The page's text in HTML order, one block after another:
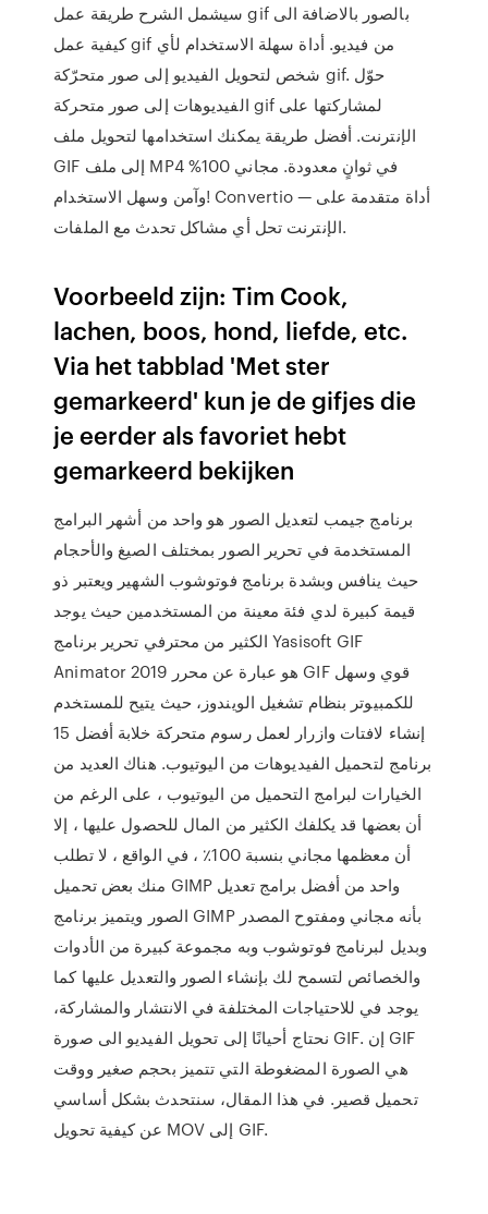
سيشمل الشرح طريقة عمل gif بالصور بالاضافة الى
كيفية عمل gif من فيديو. أداة سهلة الاستخدام لأي
شخص لتحويل الفيديو إلى صور متحرّكة gif. حوّل
الفيديوهات إلى صور متحركة gif لمشاركتها على
الإنترنت. أفضل طريقة يمكنك استخدامها لتحويل ملف
GIF إلى ملف MP4 في ثوانٍ معدودة. مجاني 100%
وآمن وسهل الاستخدام! Convertio — أداة متقدمة على
الإنترنت تحل أي مشاكل تحدث مع الملفات.
Voorbeeld zijn: Tim Cook,
lachen, boos, hond, liefde, etc.
Via het tabblad 'Met ster
gemarkeerd' kun je de gifjes die
je eerder als favoriet hebt
gemarkeerd bekijken
برنامج جيمب لتعديل الصور هو واحد من أشهر البرامج
المستخدمة في تحرير الصور بمختلف الصيغ والأحجام
حيث ينافس وبشدة برنامج فوتوشوب الشهير ويعتبر ذو
قيمة كبيرة لدي فئة معينة من المستخدمين حيث يوجد
الكثير من محترفي تحرير برنامج Yasisoft GIF
Animator 2019 هو عبارة عن محرر GIF قوي وسهل
للكمبيوتر بنظام تشغيل الويندوز، حيث يتيح للمستخدم
إنشاء لافتات وازرار لعمل رسوم متحركة خلابة أفضل 15
برنامج لتحميل الفيديوهات من اليوتيوب. هناك العديد من
الخيارات لبرامج التحميل من اليوتيوب ، على الرغم من
أن بعضها قد يكلفك الكثير من المال للحصول عليها ، إلا
أن معظمها مجاني بنسبة 100٪ ، في الواقع ، لا تطلب
منك بعض تحميل GIMP واحد من أفضل برامج تعديل
الصور ويتميز برنامج GIMP بأنه مجاني ومفتوح المصدر
وبديل لبرنامج فوتوشوب وبه مجموعة كبيرة من الأدوات
والخصائص لتسمح لك بإنشاء الصور والتعديل عليها كما
يوجد في للاحتياجات المختلفة في الانتشار والمشاركة،
نحتاج أحيانًا إلى تحويل الفيديو الى صورة GIF. إن GIF
هي الصورة المضغوطة التي تتميز بحجم صغير ووقت
تحميل قصير. في هذا المقال، سنتحدث بشكل أساسي
عن كيفية تحويل MOV إلى GIF.